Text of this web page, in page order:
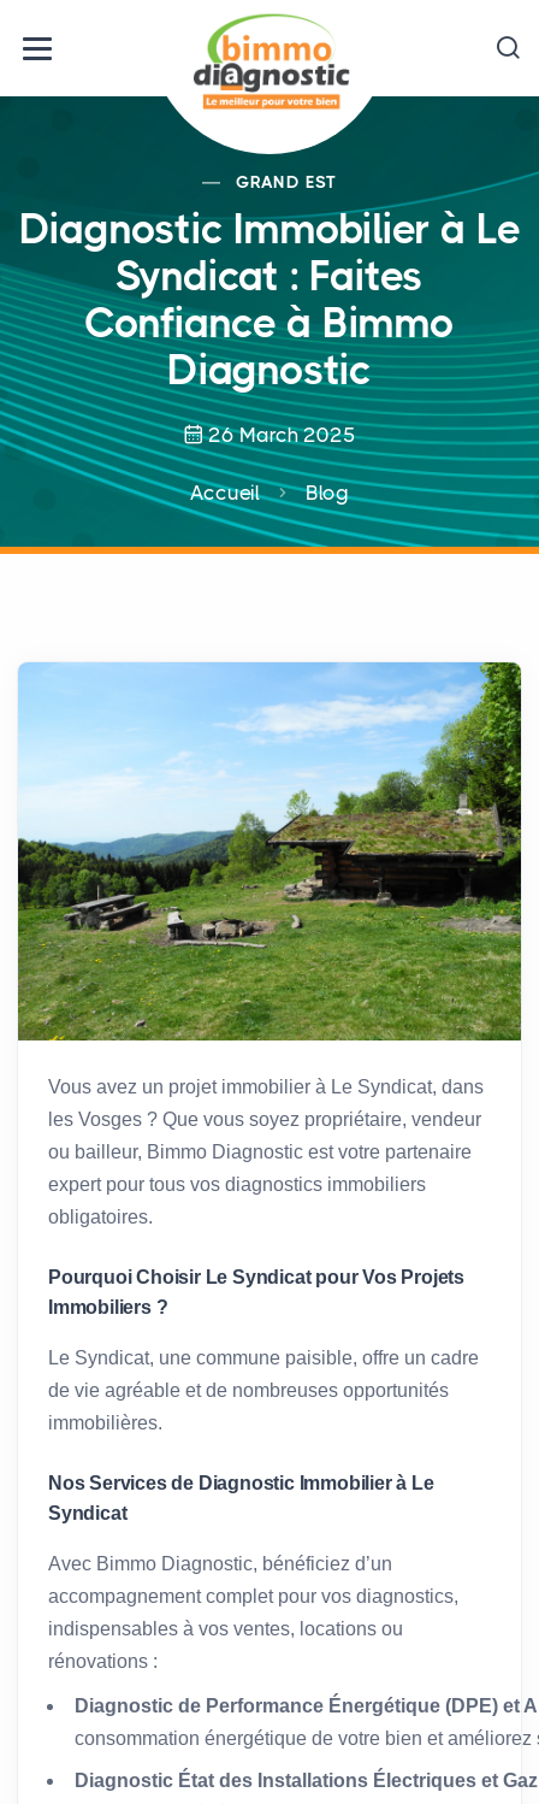
GRAND EST
Diagnostic Immobilier à Le
Syndicat : Faites
Confiance à Bimmo
Diagnostic
26 March 2025
Accueil Blog
Vous avez un projet immobilier à Le Syndicat, dans
les Vosges ? Que vous soyez propriétaire, vendeur
ou bailleur, Bimmo Diagnostic est votre partenaire
expert pour tous vos diagnostics immobiliers
obligatoires.
Pourquoi Choisir Le Syndicat pour Vos Projets
Immobiliers ?
Le Syndicat, une commune paisible, offre un cadre
de vie agréable et de nombreuses opportunités
immobilières.
Nos Services de Diagnostic Immobilier à Le
Syndicat
Avec Bimmo Diagnostic, bénéficiez d’un
accompagnement complet pour vos diagnostics,
indispensables à vos ventes, locations ou
rénovations :
Diagnostic de Performance Énergétique (DPE) et
consommation énergétique de votre bien et améliorez
Diagnostic État des Installations Électriques et Gaz